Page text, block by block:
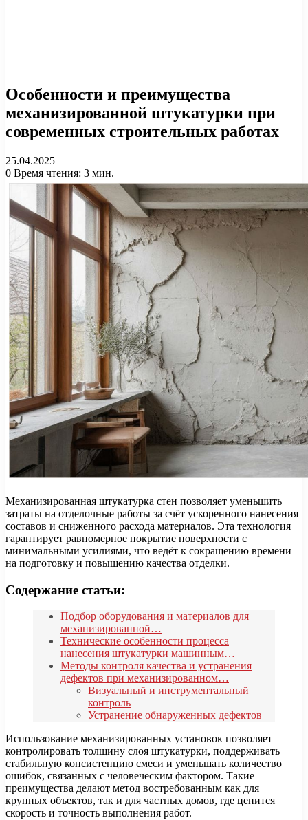
Особенности и преимущества
механизированной штукатурки при
современных строительных работах
25.04.2025
0 Время чтения: 3 мин.
Механизированная штукатурка стен позволяет уменьшить
затраты на отделочные работы за счёт ускоренного нанесения
составов и сниженного расхода материалов. Эта технология
гарантирует равномерное покрытие поверхности с
минимальными усилиями, что ведёт к сокращению времени
на подготовку и повышению качества отделки.
Содержание статьи:
Подбор оборудования и материалов для
механизированной…
Технические особенности процесса
нанесения штукатурки машинным…
Методы контроля качества и устранения
дефектов при механизированном…
Визуальный и инструментальный
контроль
Устранение обнаруженных дефектов
Использование механизированных установок позволяет
контролировать толщину слоя штукатурки, поддерживать
стабильную консистенцию смеси и уменьшать количество
ошибок, связанных с человеческим фактором. Такие
преимущества делают метод востребованным как для
крупных объектов, так и для частных домов, где ценится
скорость и точность выполнения работ.